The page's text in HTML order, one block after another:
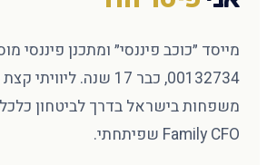
משפחות בישראל בדרך לביטחון
Family CFO שפיתחתי.